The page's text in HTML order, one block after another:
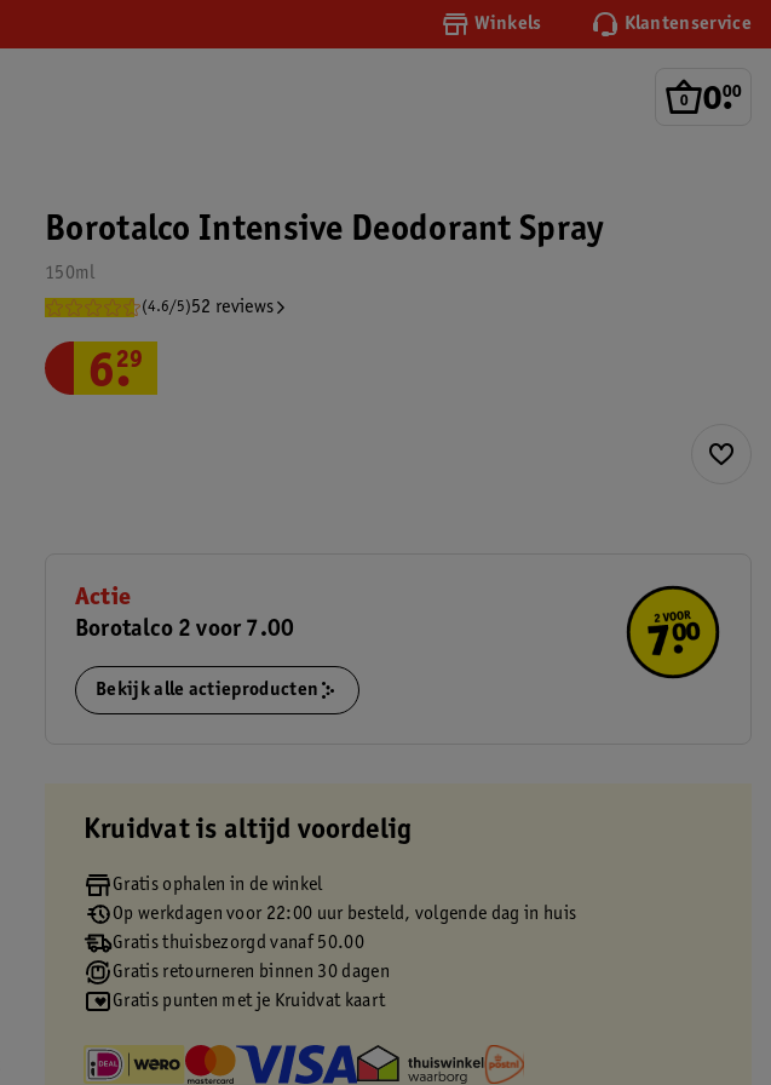
Winkels Klantenservice
0.
00
Borotalco Intensive Deodorant Spray
150ml
(4.6/5)52 reviews
6.
29
Actie
Borotalco 2 voor 7.00
Bekijk alle actieproducten
Kruidvat is altijd voordelig
Gratis ophalen in de winkel
Op werkdagen voor 22:00 uur besteld, volgende dag in huis
Gratis thuisbezorgd vanaf 50.00
Gratis retourneren binnen 30 dagen
Gratis punten met je Kruidvat kaart